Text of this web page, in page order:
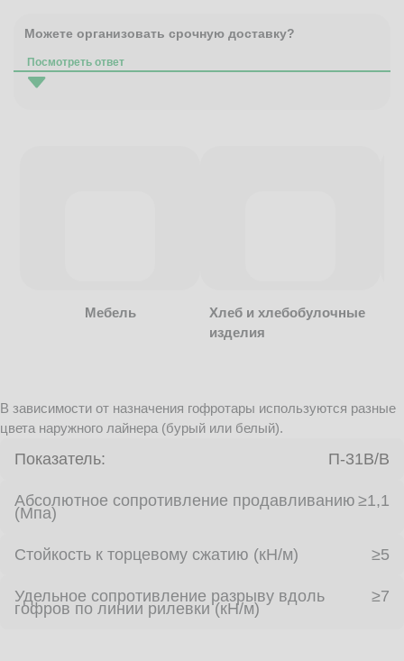
Можете организовать срочную доставку?
Посмотреть ответ
Мебель
Хлеб и хлебобулочные
изделия
В зависимости от назначения гофротары используются разные
цвета наружного лайнера (бурый или белый).
Показатель: П-31В/B
Абсолютное сопротивление продавливанию
(Мпа)
≥1,1
Стойкость к торцевому сжатию (кН/м) ≥5
Удельное сопротивление разрыву вдоль
гофров по линии рилевки (кН/м)
≥7